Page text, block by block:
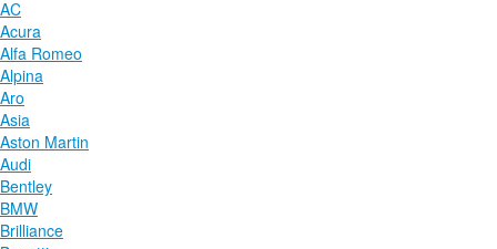
AC
Acura
Alfa Romeo
Alpina
Aro
Asia
Aston Martin
Audi
Bentley
BMW
Brilliance